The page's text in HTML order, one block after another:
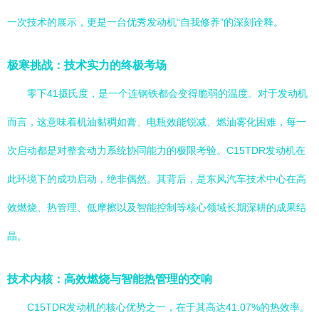
一次技术的展示，更是一台优秀发动机“自我修养”的深刻诠释。
极寒挑战：技术实力的终极考场
零下41摄氏度，是一个连钢铁都会变得脆弱的温度。对于发动机
而言，这意味着机油黏稠如膏、电瓶效能锐减、燃油雾化困难，每一
次启动都是对整套动力系统协同能力的极限考验。C15TDR发动机在
此环境下的成功启动，绝非偶然。其背后，是东风汽车技术中心在高
效燃烧、热管理、低摩擦以及智能控制等核心领域长期深耕的成果结
晶。
技术内核：高效燃烧与智能热管理的交响
C15TDR发动机的核心优势之一，在于其高达41.07%的热效率。